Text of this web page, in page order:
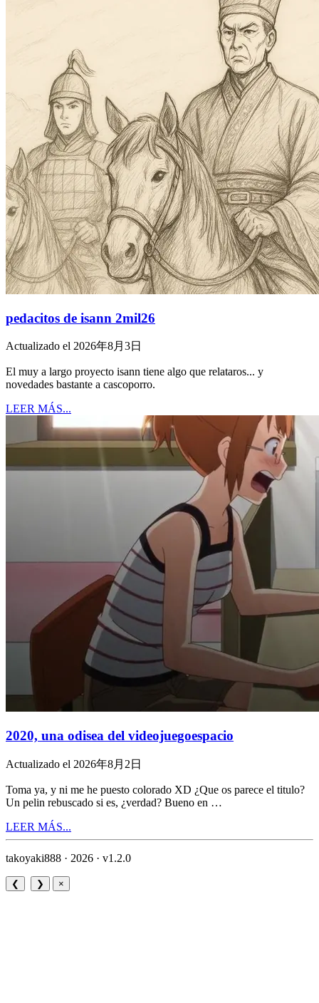
pedacitos de isann 2mil26
Actualizado el 2026年8月3日
El muy a largo proyecto isann tiene algo que relataros... y
novedades bastante a cascoporro.
LEER MÁS...
2020, una odisea del videojuegoespacio
Actualizado el 2026年8月2日
Toma ya, y ni me he puesto colorado XD ¿Que os parece el titulo?
Un pelin rebuscado si es, ¿verdad? Bueno en …
LEER MÁS...
takoyaki888 · 2026 · v1.2.0
❮ ❯ ×